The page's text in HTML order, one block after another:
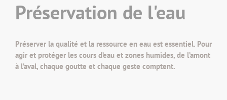
Préservation de l'eau
Préserver la qualité et la ressource en eau est essentiel. Pour
agir et protéger les cours d’eau et zones humides, de l’amont
à l’aval, chaque goutte et chaque geste comptent.